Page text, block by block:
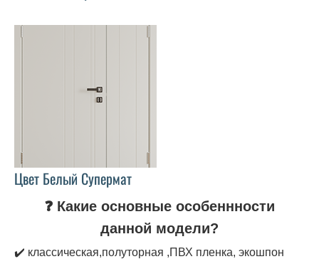
Цвет Белый Супермат
❓ Какие основные особеннности
данной модели?
✔️ классическая,полуторная ,ПВХ пленка, экошпон